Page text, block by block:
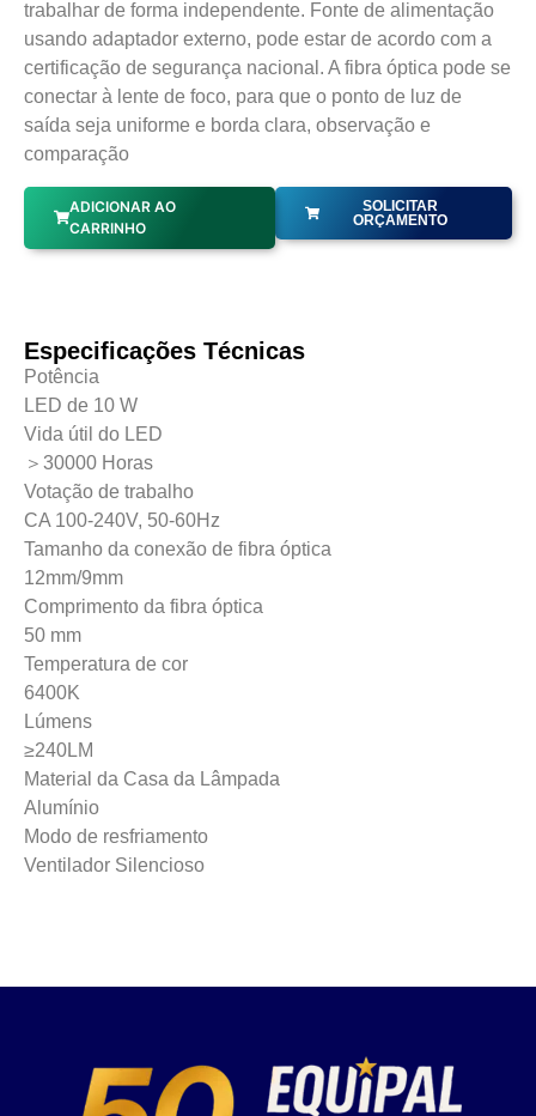
trabalhar de forma independente. Fonte de alimentação
usando adaptador externo, pode estar de acordo com a
certificação de segurança nacional. A fibra óptica pode se
conectar à lente de foco, para que o ponto de luz de
saída seja uniforme e borda clara, observação e
comparação
ADICIONAR AO
CARRINHO
SOLICITAR
ORÇAMENTO
Especificações Técnicas
Potência
LED de 10 W
Vida útil do LED
＞30000 Horas
Votação de trabalho
CA 100-240V, 50-60Hz
Tamanho da conexão de fibra óptica
12mm/9mm
Comprimento da fibra óptica
50 mm
Temperatura de cor
6400K
Lúmens
≥240LM
Material da Casa da Lâmpada
Alumínio
Modo de resfriamento
Ventilador Silencioso